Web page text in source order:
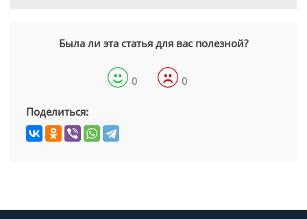
Была ли эта статья для вас полезной?
0 0
Поделиться: